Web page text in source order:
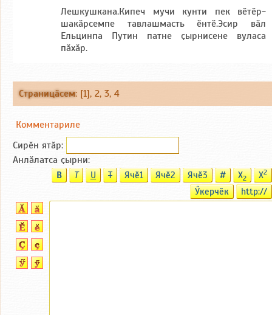
Лешкушкана.Кипеч мучи кунти пек вӗтӗр-
шакӑрсемпе тавлашмасть ӗнтӗ.Эсир вӑл
Ельцинпа Путин патне ҫырнисене вуласа
пӑхӑр.
Страницӑсем: [1], 2, 3, 4
Комментариле
Сирӗн ятӑp:
Анлӑлатса ҫырни:
B T U T Ячӗ1 Ячӗ2 Ячӗ3 # X2 X2
Ӳкерчӗк http://